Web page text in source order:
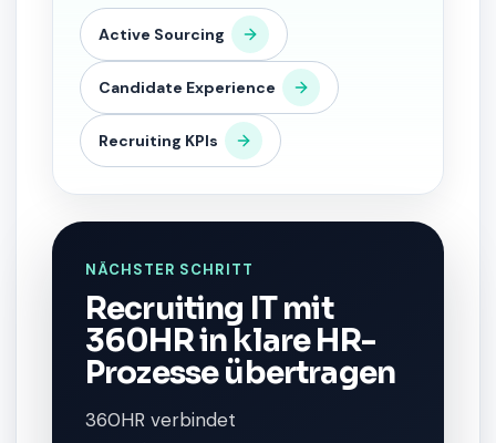
Active Sourcing
Candidate Experience
Recruiting KPIs
NÄCHSTER SCHRITT
Recruiting IT mit
360HR in klare HR-
Prozesse übertragen
360HR verbindet